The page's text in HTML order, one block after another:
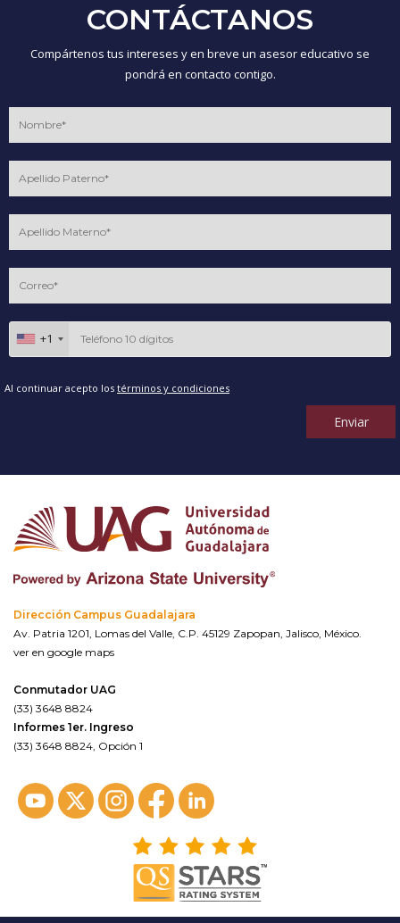
CONTÁCTANOS
Compártenos tus intereses y en breve un asesor educativo se
pondrá en contacto contigo.
+1
Al continuar acepto los términos y condiciones
Enviar
Dirección Campus Guadalajara
Av. Patria 1201, Lomas del Valle, C.P. 45129 Zapopan, Jalisco, México.
ver en google maps
Conmutador UAG
(33) 3648 8824
Informes 1er. Ingreso
(33) 3648 8824, Opción 1